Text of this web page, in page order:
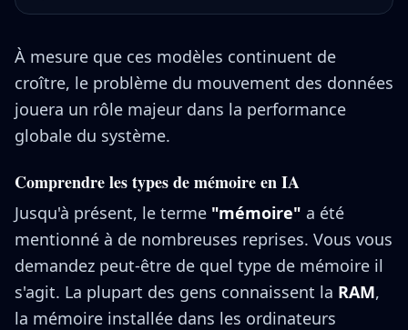
À mesure que ces modèles continuent de
croître, le problème du mouvement des données
jouera un rôle majeur dans la performance
globale du système.
Comprendre les types de mémoire en IA
Jusqu'à présent, le terme "mémoire" a été
mentionné à de nombreuses reprises. Vous vous
demandez peut-être de quel type de mémoire il
s'agit. La plupart des gens connaissent la RAM,
la mémoire installée dans les ordinateurs